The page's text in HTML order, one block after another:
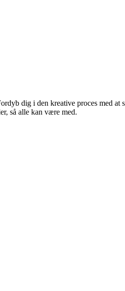
dig i den kreative proces med
så alle kan være med.